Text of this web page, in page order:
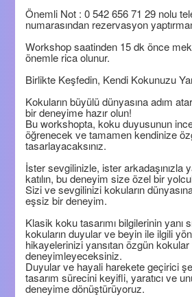
Önemli Not : 0 542 656 71 29 nolu
numarasından rezervasyon
Workshop saatinden 15 dk önce
önemle rica olunur.
Birlikte Keşfedin, Kendi Kokunuzu
Kokuların büyülü dünyasına adım
bir deneyime hazır olun!
Bu workshopta, koku duyusunun
öğrenecek ve tamamen kendinize
tasarlayacaksınız.
İster sevgilinizle, ister arkadaşınızla
katılın, bu deneyim size özel bir
Sizi ve sevgilinizi kokuların
eşsiz bir deneyim.
Klasik koku tasarımı bilgilerinin yanı
kokuların duyular ve beyin ile ilgili
hikayelerinizi yansıtan özgün kokular
deneyimleyeceksiniz.
Duyular ve hayali harekete geçirici
tasarım sürecini keyifli, yaratıcı ve
deneyime dönüştürüyoruz.